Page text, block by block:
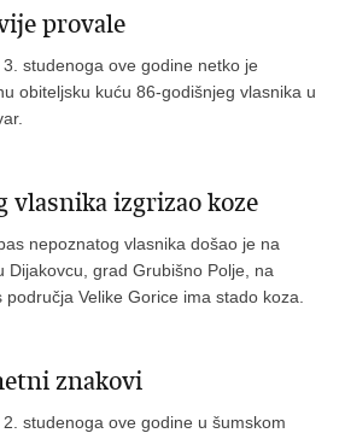
provale
studenoga ove godine netko je
obiteljsku kuću 86-godišnjeg vlasnika u
vlasnika izgrizao koze
nepoznatog vlasnika došao je na
Dijakovcu, grad Grubišno Polje, na
Velike Gorice ima stado koza.
znakovi
studenoga ove godine u šumskom